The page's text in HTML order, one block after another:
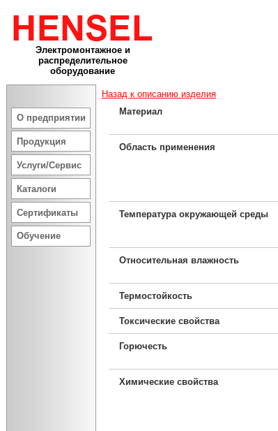
Электромонтажное и
распределительное
оборудование
О предприятии
Продукция
Услуги/Сервис
Каталоги
Сертификаты
Обучение
Назад к описанию изделия
Материал
Область применения
Температура окружающей среды
Относительная влажность
Термостойкость
Токсические свойства
Горючесть
Химические свойства